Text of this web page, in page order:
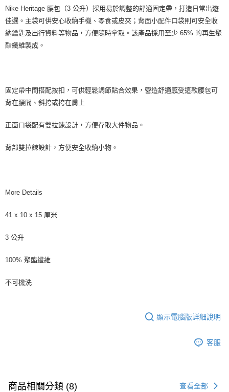
Nike Heritage 腰包（3 公升）採用易於調整的舒適固定帶，打造日常出遊
佳選。主袋可供安心收納手機、零食或皮夾；背面小配件口袋則可安全收
納鑰匙及出行資料等物品，方便隨時拿取。該產品採用至少 65% 的再生聚
酯纖維製成。
固定帶中間搭配按扣，可供輕鬆調節貼合效果，營造舒適感受這款腰包可
背在腰間、斜挎或挎在肩上
正面口袋配有雙拉鍊設計，方便存取大件物品。
背部雙拉鍊設計，方便安全收納小物。
More Details
41 x 10 x 15 厘米
3 公升
100% 聚酯纖維
不可機洗
顯示電腦版詳細說明
客服
商品相關分類 (8) 查看全部